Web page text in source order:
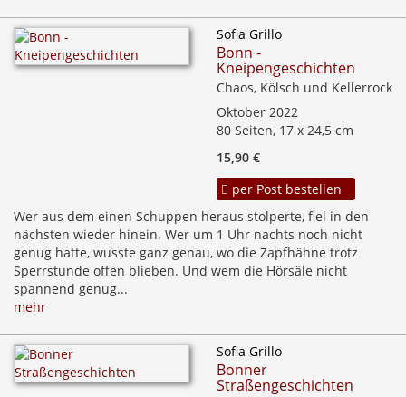
Sofia Grillo
Bonn -
Kneipengeschichten
Chaos, Kölsch und Kellerrock
Oktober 2022
80 Seiten, 17 x 24,5 cm
15,90 €
per Post bestellen
Wer aus dem einen Schuppen heraus stolperte, fiel in den
nächsten wieder hinein. Wer um 1 Uhr nachts noch nicht
genug hatte, wusste ganz genau, wo die Zapfhähne trotz
Sperrstunde offen blieben. Und wem die Hörsäle nicht
spannend genug...
mehr
Sofia Grillo
Bonner
Straßengeschichten